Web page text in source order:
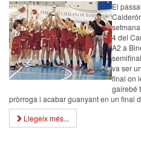
El
4 del
A2 a
va ser
final on
gairebé
pròrroga i acabar guanyant en un final
Llegeix més...